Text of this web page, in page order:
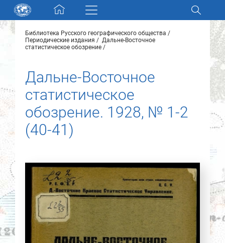
Skip navigation
Разделы и коллекции
Новости
О нас
Контакты
Партнеры
Библиотека Русского географического общества
Периодические издания
Дальне-Восточное
статистическое обозрение
Дальне-Восточное
статистическое
обозрение. 1928, № 1-2
(40-41)